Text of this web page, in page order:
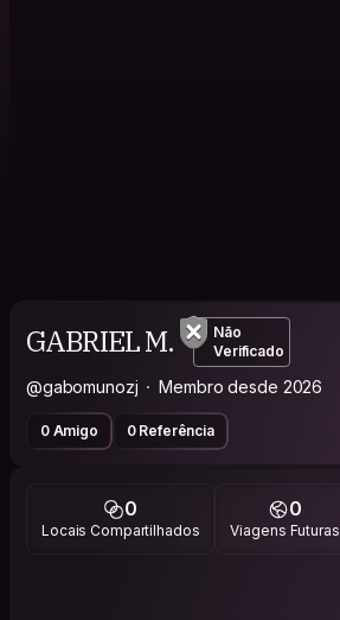
GABRIEL M.
Não
Verificado
@gabomunozj Membro desde 2026
0 Amigo 0 Referência
0
Locais Compartilhados
0
Viagens Futuras